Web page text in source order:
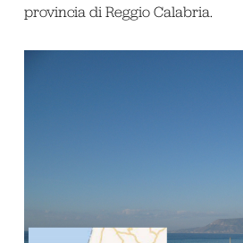
provincia di Reggio Calabria.